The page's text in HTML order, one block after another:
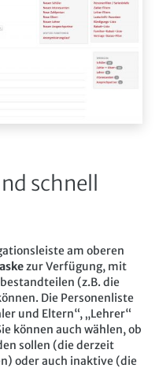
schnell
am oberen
zur Verfügung, mit
(z.B. die
Die Personenliste
und Eltern“, „Lehrer“
können auch wählen, ob
sollen (die derzeit
oder auch inaktive (die